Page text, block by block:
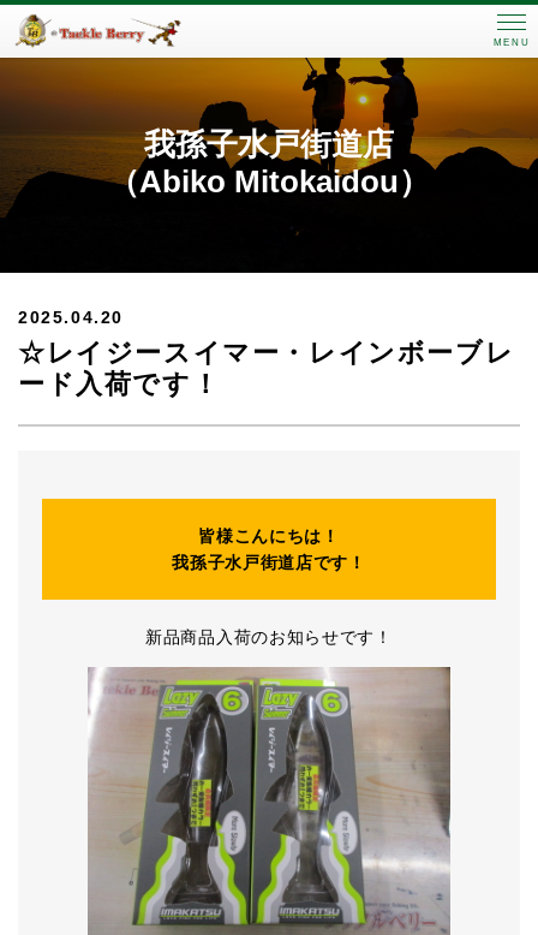
MENU
我孫子水戸街道店
（Abiko Mitokaidou）
2025.04.20
☆レイジースイマー・レインボーブレ
ード入荷です！
皆様こんにちは！
我孫子水戸街道店です！
新品商品入荷のお知らせです！